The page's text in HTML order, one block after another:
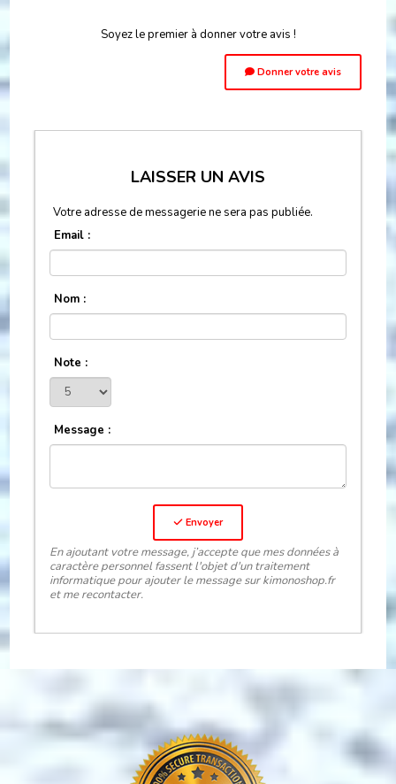
Soyez le premier à donner votre avis !
Donner votre avis
LAISSER UN AVIS
Votre adresse de messagerie ne sera pas publiée.
Email :
Nom :
Note :
Message :
Envoyer
En ajoutant votre message, j’accepte que mes données à
caractère personnel fassent l'objet d'un traitement
informatique pour ajouter le message sur kimonoshop.fr
et me recontacter.